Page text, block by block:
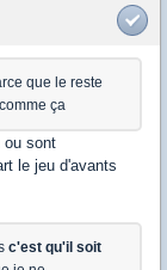
que le reste
ça
ou sont
le jeu d'avants
c'est qu'il soit